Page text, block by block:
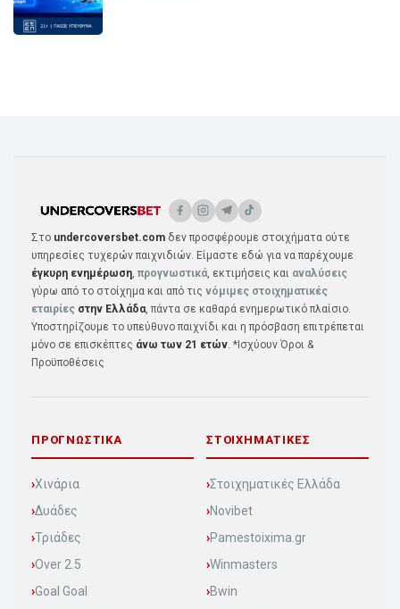
Στο undercoversbet.com δεν προσφέρουμε στοιχήματα ούτε
υπηρεσίες τυχερών παιχνιδιών. Είμαστε εδώ για να παρέχουμε
έγκυρη ενημέρωση προγνωστικά , εκτιμήσεις και αναλύσεις
γύρω από το στοίχημα και από τις νόμιμες στοιχηματικές
εταιρίες στην Ελλάδα, πάντα σε καθαρά ενημερωτικό πλαίσιο.
Υποστηρίζουμε το υπεύθυνο παιχνίδι και η πρόσβαση επιτρέπεται
μόνο σε επισκέπτες άνω των 21 ετών . *Ισχύουν Όροι &
Προϋποθέσεις
ΠΡΟΓΝΩΣΤΙΚΆ
Χινάρια
Δυάδες
Τριάδες
Over 2.5
Goal Goal
ΣΤΟΙΧΗΜΑΤΙΚΈΣ
Στοιχηματικές Ελλάδα
Novibet
Pamestoixima.gr
Winmasters
Bwin